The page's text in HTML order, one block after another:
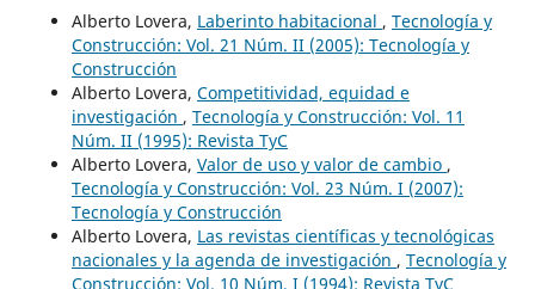
Alberto Lovera, Laberinto habitacional , Tecnología y
Construcción: Vol. 21 Núm. II (2005): Tecnología y
Construcción
Alberto Lovera, Competitividad, equidad e
investigación , Tecnología y Construcción: Vol. 11
Núm. II (1995): Revista TyC
Alberto Lovera, Valor de uso y valor de cambio ,
Tecnología y Construcción: Vol. 23 Núm. I (2007):
Tecnología y Construcción
Alberto Lovera, Las revistas científicas y tecnológicas
nacionales y la agenda de investigación , Tecnología y
Construcción: Vol. 10 Núm. I (1994): Revista TyC